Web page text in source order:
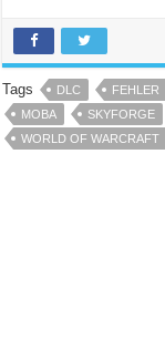
Tags DLC FEHLER
MOBA
SKYFORGE
WORLD OF WARCRAFT